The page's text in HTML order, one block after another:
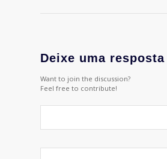
Deixe uma resposta
Want to join the discussion?
Feel free to contribute!